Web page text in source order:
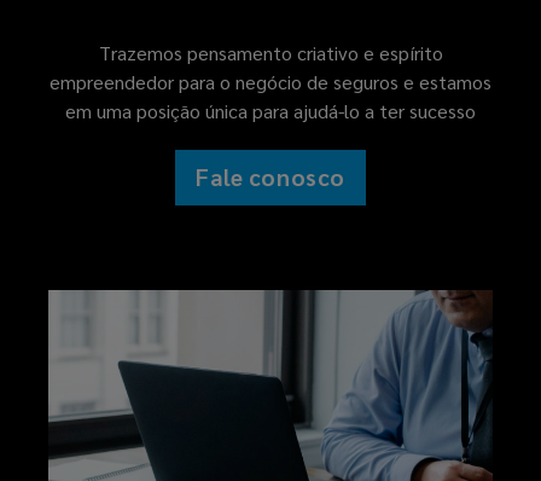
Trazemos pensamento criativo e espírito
empreendedor para o negócio de seguros e estamos
em uma posição única para ajudá-lo a ter sucesso
Fale conosco